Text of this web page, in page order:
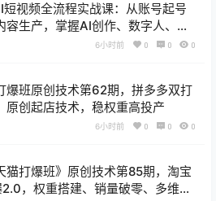
视频全流程实战课：从账号起号
容生产，掌握AI创作、数字人、带
路玩法
6小时前 0 0 0
爆班原创技术第62期，拼多多双打
原创起店技术，稳权重高投产
6小时前 0 0 0
猫打爆班》原创技术第85期，淘宝
，权重搭建、销量破零、多维组